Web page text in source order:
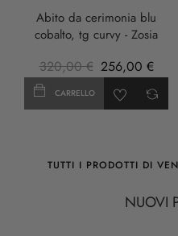
Abito da cerimonia blu
cobalto, tg curvy - Zosia
320,00 € 256,00 €
CARRELLO
TUTTI I PRODOTTI DI
NUOVI